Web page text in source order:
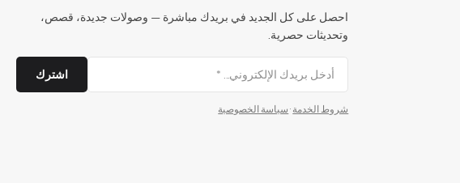
احصل على كل الجديد في بريدك مباشرة — وصولات جديدة، قصص،
وتحديثات حصرية.
اشترك
شروط الخدمة · سياسة الخصوصية